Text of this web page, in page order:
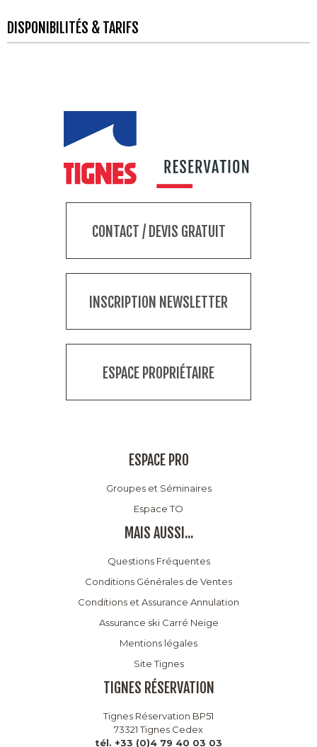
DISPONIBILITÉS & TARIFS
CONTACT / DEVIS GRATUIT
INSCRIPTION NEWSLETTER
ESPACE PROPRIÉTAIRE
ESPACE PRO
Groupes et Séminaires
Espace TO
MAIS AUSSI...
Questions Fréquentes
Conditions Générales de Ventes
Conditions et Assurance Annulation
Assurance ski Carré Neige
Mentions légales
Site Tignes
TIGNES RÉSERVATION
Tignes Réservation BP51
73321 Tignes Cedex
tél. +33 (0)4 79 40 03 03